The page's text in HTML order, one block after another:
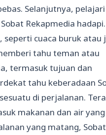
Selanjutnya, pelajari
Rekapmedia
seperti cuaca buruk atau
tahu teman atau
termasuk tujuan dan
tahu keberadaan
di perjalanan.
makanan dan air yang
yang matang, Sobat